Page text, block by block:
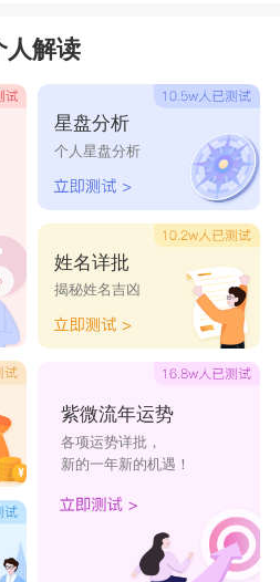
儿的喜爱,相亲约会恋情也非常
: 亥卯未三合化木局，申子辰三
局，已酉丑三合化金局。一样,
亥、卯,在乙未羊年非常容易有
人解读
星盘分析
个人星盘分析
姓名详批
揭秘姓名吉凶
紫微流年运势
各项运势详批，
新的一年新的机遇！